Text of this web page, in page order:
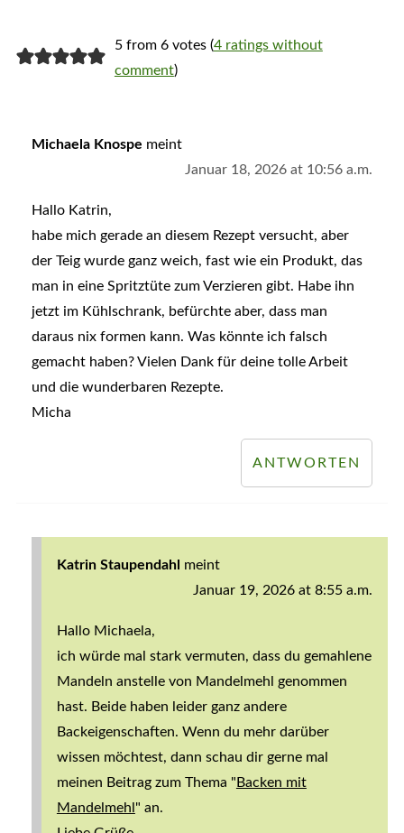
5 from 6 votes (4 ratings without
comment)
Michaela Knospe meint
Januar 18, 2026 at 10:56 a.m.
Hallo Katrin,
habe mich gerade an diesem Rezept versucht, aber
der Teig wurde ganz weich, fast wie ein Produkt, das
man in eine Spritztüte zum Verzieren gibt. Habe ihn
jetzt im Kühlschrank, befürchte aber, dass man
daraus nix formen kann. Was könnte ich falsch
gemacht haben? Vielen Dank für deine tolle Arbeit
und die wunderbaren Rezepte.
Micha
ANTWORTEN
Katrin Staupendahl meint
Januar 19, 2026 at 8:55 a.m.
Hallo Michaela,
ich würde mal stark vermuten, dass du gemahlene
Mandeln anstelle von Mandelmehl genommen
hast. Beide haben leider ganz andere
Backeigenschaften. Wenn du mehr darüber
wissen möchtest, dann schau dir gerne mal
meinen Beitrag zum Thema " Backen mit
Mandelmehl " an.